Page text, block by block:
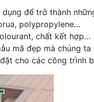
để trở thành
polypropylene…
chất kết hợp…
mã đẹp mà chúng
cho các công trình